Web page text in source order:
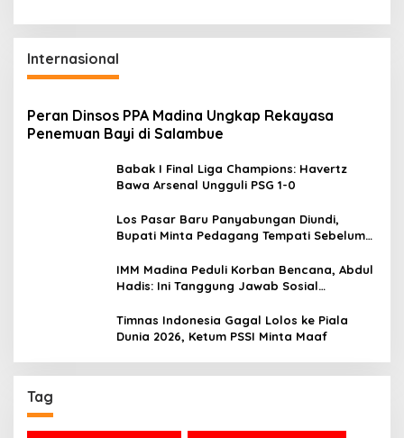
Internasional
Peran Dinsos PPA Madina Ungkap Rekayasa
Penemuan Bayi di Salambue
Babak I Final Liga Champions: Havertz
Bawa Arsenal Ungguli PSG 1-0
Los Pasar Baru Panyabungan Diundi,
Bupati Minta Pedagang Tempati Sebelum
IMM Madina Peduli Korban Bencana, Abdul
Hadis: Ini Tanggung Jawab Sosial
Timnas Indonesia Gagal Lolos ke Piala
Dunia 2026, Ketum PSSI Minta Maaf
Tag